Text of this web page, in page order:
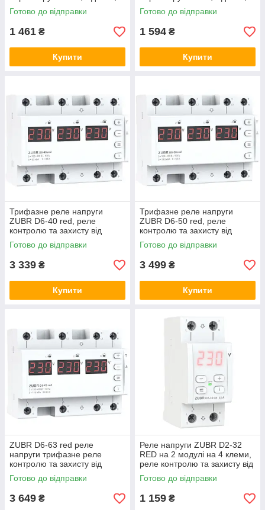
бар'єр
Готово до відправки
1 461 ₴
Купити
бар'єр
Готово до відправки
1 594 ₴
Купити
Трифазне реле напруги
ZUBR D6-40 red, реле
контролю та захисту від
перенапруги ЗУБР, відсікач,
бар'єр
Готово до відправки
3 339 ₴
Купити
Трифазне реле напруги
ZUBR D6-50 red, реле
контролю та захисту від
перенапруги ЗУБР, відсікач,
бар'єр
Готово до відправки
3 499 ₴
Купити
ZUBR D6-63 red реле
напруги трифазне реле
контролю та захисту від
перенапруги ЗУБР, відсікач,
бар'єр
Готово до відправки
3 649 ₴
Реле напруги ZUBR D2-32
RED на 2 модулі на 4 клеми,
реле контролю та захисту від
перенапруги ЗУБР, відсікач,
бар'єр
Готово до відправки
1 159 ₴